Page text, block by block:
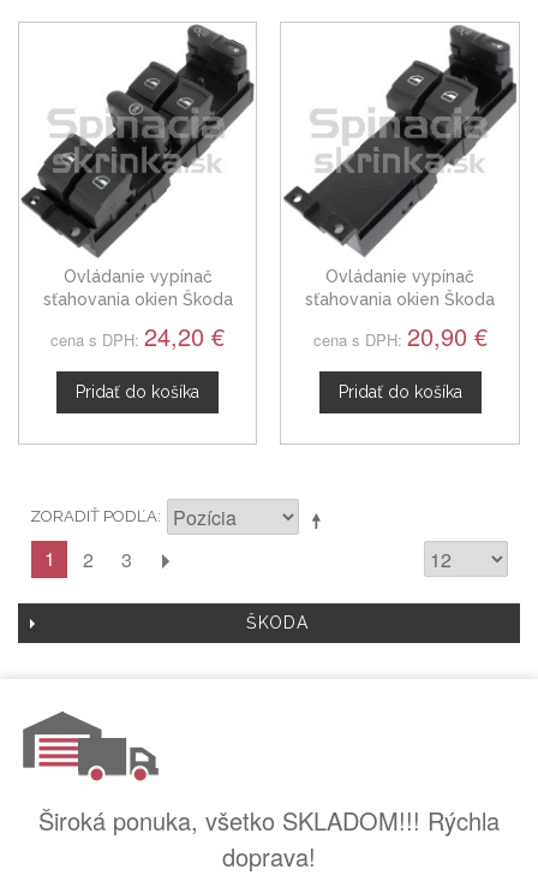
Ovládanie vypínač
sťahovania okien Škoda
cena s DPH: 24,20 €
Pridať do košíka
Ovládanie vypínač
sťahovania okien Škoda
1J3959857A
cena s DPH: 20,90 €
Pridať do košíka
ZORADIŤ PODĽA
1 2 3
ŠKODA
Široká ponuka, všetko SKLADOM!!! Rýchla
doprava!